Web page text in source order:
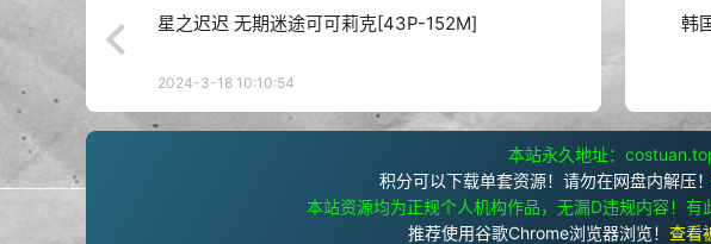
星之迟迟 无期迷途可可莉克[43P-152M]
2024-3-18 10:10:54
韩
本站永久地址：
积分可以下载单套资源！请勿在网盘内解压！
本站资源均为正规个人机构作品，无漏D违规内容！有
推荐使用谷歌Chrome浏览器浏览！ 查看